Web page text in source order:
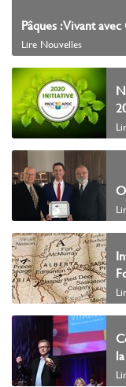
Pâques : Vivant
Lire Nouvelles